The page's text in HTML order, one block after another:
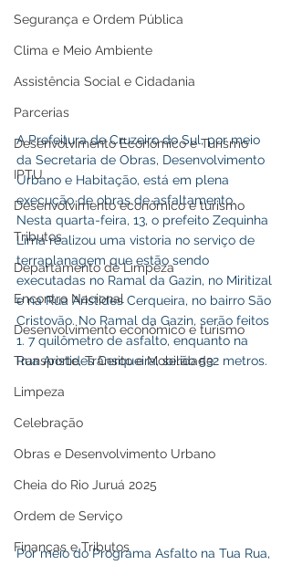
Segurança e Ordem Pública
Clima e Meio Ambiente
Assistência Social e Cidadania
Parcerias
Desenvolvimento Econômico e Turismo
IPTU
Desenvolvimento econômico e turismo
Tributos
Departamento de Limpeza
Encontro Nacional
Desenvolvimento econômico e turismo
Transporte, Trânsito e Mobilidade
Limpeza
Celebração
Obras e Desenvolvimento Urbano
Cheia do Rio Juruá 2025
Ordem de Serviço
Finanças e Tributos
A Prefeitura de Cruzeiro do Sul, por meio
da Secretaria de Obras, Desenvolvimento
Urbano e Habitação, está em plena
execução de obras de asfaltamento.
Nesta quarta-feira, 13, o prefeito Zequinha
Lima realizou uma vistoria no serviço de
terraplanagem que estão sendo
executadas no Ramal da Gazin, no Miritizal
e na Rua Aristides Cerqueira, no bairro São
Cristovão. No Ramal da Gazin, serão feitos
1. 7 quilômetro de asfalto, enquanto na
Rua Aristides Cerqueira, serão 532 metros.
Por meio do Programa Asfalto na Tua Rua,